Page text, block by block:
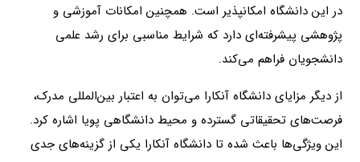
در این دانشگاه امکانپذیر است. همچنین امکانات آموزشی و
پژوهشی پیشرفته‌ای دارد که شرایط مناسبی برای رشد علمی
دانشجویان فراهم می‌کند.
از دیگر مزایای دانشگاه آنکارا می‌توان به اعتبار بین‌المللی مدرک،
فرصت‌های تحقیقاتی گسترده و محیط دانشگاهی پویا اشاره کرد.
این ویژگی‌ها باعث شده تا دانشگاه آنکارا یکی از گزینه‌های جدی